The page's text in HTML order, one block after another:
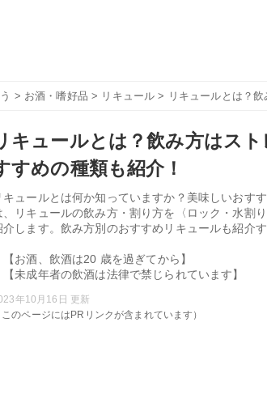
> お酒・嗜好品 > リキュール > リキュールとは？飲
キュールとは？飲み方はス
すめの種類も紹介！
キュールとは何か知っていますか？美味しいおす
、リキュールの飲み方・割り方を〈ロック・水割
介します。飲み方別のおすすめリキュールも紹介
【お酒、飲酒は20 歳を過ぎてから】
【未成年者の飲酒は法律で禁じられています】
年10月16日 更新
このページにはPRリンクが含まれています）